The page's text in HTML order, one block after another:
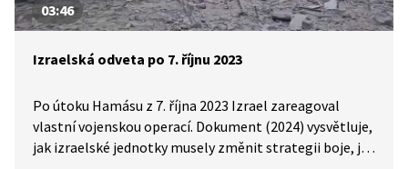
03:46
Izraelská odveta po 7. říjnu 2023
Po útoku Hamásu z 7. října 2023 Izrael zareagoval
vlastní vojenskou operací. Dokument (2024) vysvětluje,
jak izraelské jednotky musely změnit strategii boje, jak